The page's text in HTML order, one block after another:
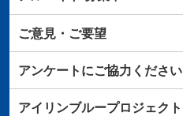
ご意見・ご要望
アンケートにご協力ください
アイリンブループロジェクト